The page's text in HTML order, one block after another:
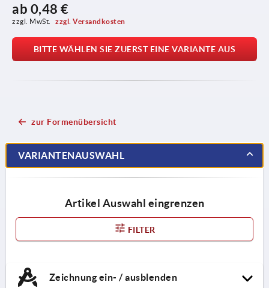
ab 0,48 €
zzgl. MwSt. zzgl. Versandkosten
BITTE WÄHLEN SIE ZUERST EINE VARIANTE AUS
zur Formenübersicht
VARIANTENAUSWAHL
Artikel Auswahl eingrenzen
FILTER
Zeichnung ein- / ausblenden